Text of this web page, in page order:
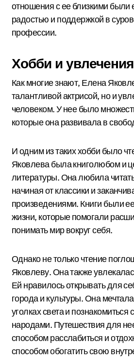
отношения с ее близкими были
радостью и поддержкой в
профессии.
Хобби и увлечения
Как многие знают, Елена
талантливой актрисой, но и
человеком. У нее было
которые она развивала в
И одним из таких хобби было
Яковлева была книголюбом и
литературы. Она любила
начиная от классики и
произведениями. Книги были
жизни, которые помогали
понимать мир вокруг себя.
Однако не только чтение
Яковлеву. Она также
Ей нравилось открывать для
города и культуры. Она
уголках света и познакомиться
народами. Путешествия для
способом расслабиться и
способом обогатить свою